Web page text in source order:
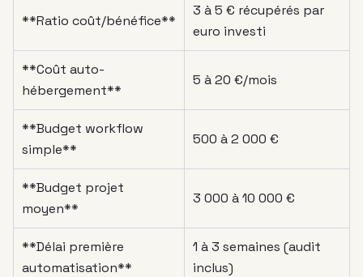
**Ratio coût/bénéfice**
3 à 5 € récupérés par
euro investi
**Coût auto-
hébergement**
5 à 20 €/mois
**Budget workflow
simple**
500 à 2 000 €
**Budget projet
moyen**
3 000 à 10 000 €
**Délai première
automatisation**
1 à 3 semaines (audit
inclus)